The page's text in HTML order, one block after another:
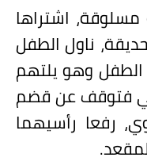
اشتراها
ناول الطفل
الطفل وهو يلتهم
لي فتوقف عن قضم
رفعا رأسيهما